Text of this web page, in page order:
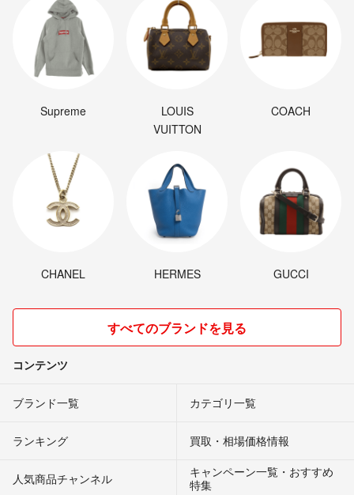
Supreme
LOUIS
VUITTON
COACH
CHANEL HERMES GUCCI
すべてのブランドを見る
コンテンツ
ブランド一覧 カテゴリ一覧
ランキング 買取・相場価格情報
人気商品チャンネル
キャンペーン一覧・おすすめ
特集